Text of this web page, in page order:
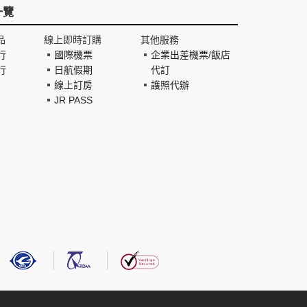
覽
線上即時訂購
國際機票
日航假期
線上訂房
JR PASS
其他服務
企業出差機票/飯店
代訂
護照代辦